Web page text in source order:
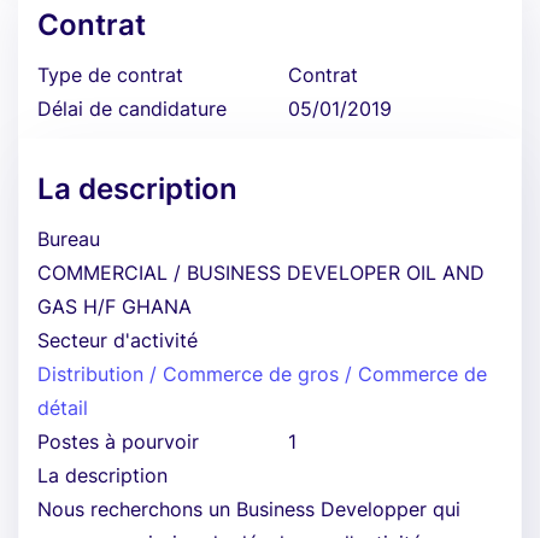
Contrat
Type de contrat
Contrat
Délai de candidature
05/01/2019
La description
Bureau
COMMERCIAL / BUSINESS DEVELOPER OIL AND
GAS H/F GHANA
Secteur d'activité
Distribution / Commerce de gros / Commerce de
détail
Postes à pourvoir
1
La description
Nous recherchons un Business Developper qui